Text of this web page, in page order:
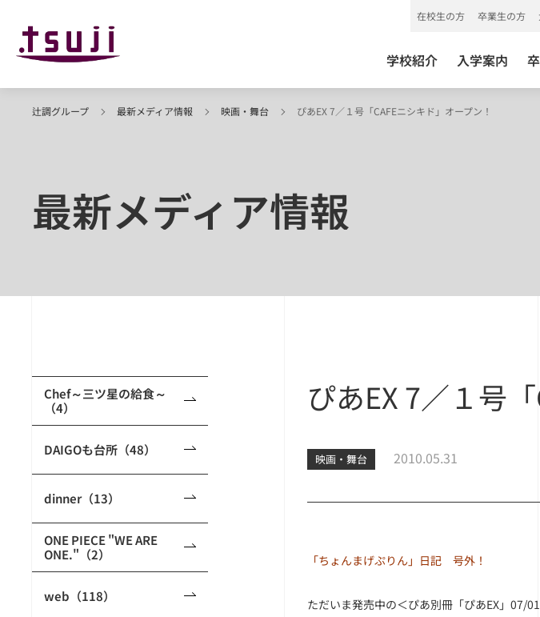
学校紹介 入学案内
在校生の方 卒業生の方
辻調グループ 最新メディア情報 映画・舞台 ぴあEX 7／１号「CAFEニシキド」オープン！
最新メディア情報
Chef～三ツ星の給食～
（4）
DAIGOも台所（48）
dinner（13）
ONE PIECE "WE ARE
ONE."（2）
web（118）
ぴあEX 7／１号
映画・舞台 2010.05.31
「ちょんまげぷりん」日記 号外！
ただいま発売中の＜ぴあ別冊「ぴあEX」07/